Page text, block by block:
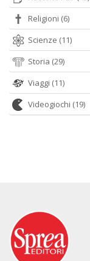
Religioni (6)
Scienze (11)
Storia (29)
Viaggi (11)
Videogiochi (19)